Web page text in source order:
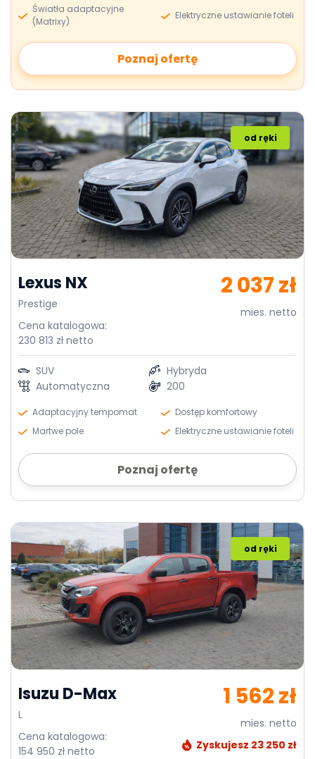
Światła adaptacyjne
(Matrixy)
Elektryczne ustawianie foteli
Poznaj ofertę
Lexus NX
Prestige
Cena katalogowa:
230 813 zł netto
od ręki
2 037 zł
mies. netto
SUV
Hybryda
Automatyczna
200
Adaptacyjny tempomat
Dostęp komfortowy
Martwe pole
Elektryczne ustawianie foteli
Poznaj ofertę
Isuzu D-Max
L
Cena katalogowa:
154 950 zł netto
od ręki
1 562 zł
mies. netto
Zyskujesz 23 250 zł